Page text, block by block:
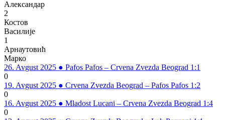
Александар
2
Костов
Василије
1
Арнаутовић
Марко
26. Avgust 2025 ● Pafos Pafos – Crvena Zvezda Beograd 1:1
0
19. Avgust 2025 ● Crvena Zvezda Beograd – Pafos Pafos 1:2
0
16. Avgust 2025 ● Mladost Lucani – Crvena Zvezda Beograd 1:4
0